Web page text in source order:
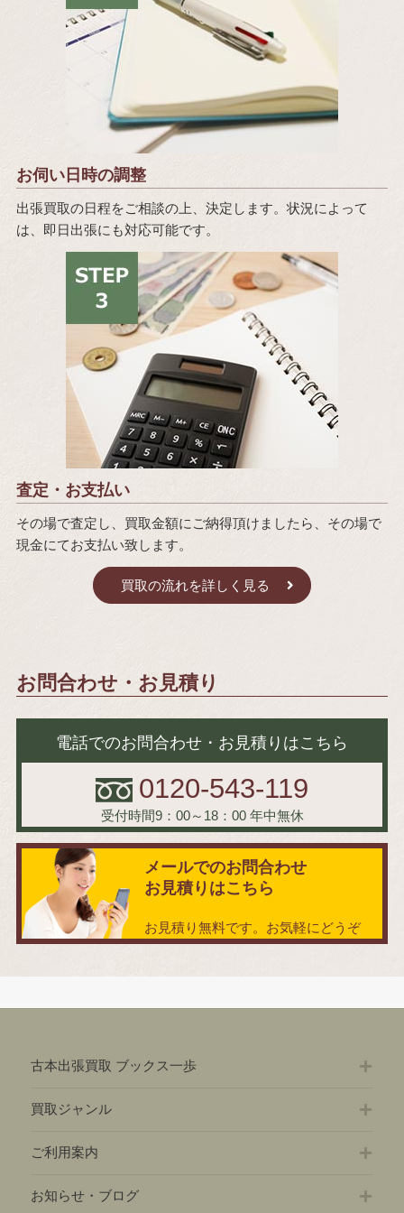
お伺い日時の調整
出張買取の日程をご相談の上、決定します。状況によって
は、即日出張にも対応可能です。
査定・お支払い
その場で査定し、買取金額にご納得頂けましたら、その場で
現金にてお支払い致します。
買取の流れを詳しく見る
お問合わせ・お見積り
電話でのお問合わせ・お見積りはこちら
0120-543-119
受付時間9：00～18：00 年中無休
メールでのお問合わせ
お見積りはこちら
お見積り無料です。お気軽にどうぞ
古本出張買取 ブックス一歩
買取ジャンル
ご利用案内
お知らせ・ブログ